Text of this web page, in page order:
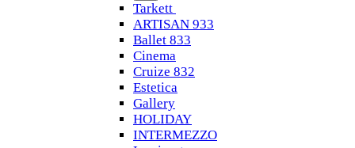
Tarkett
ARTISAN 933
Ballet 833
Cinema
Cruize 832
Estetica
Gallery
HOLIDAY
INTERMEZZO